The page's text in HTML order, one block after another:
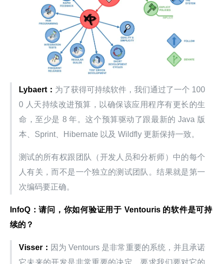
Lybaert： 为了获得可持续软件，我们通过了一个 100
0 人天持续改进预算，以确保该应用程序有更长的生
命，至少是 8 年。这个预算驱动了跟最新的 Java 版
本、Sprint、Hibernate 以及 Wildfly 更新保持一致。
测试的所有权跟团队（开发人员和分析师）中的每个
人有关，而不是一个独立的测试团队。结果就是第一
次编码要正确。
InfoQ：请问，你如何验证用于 Ventouris 的软件是可持
续的？
Visser： 因为 Ventours 是非常重要的系统，并且承诺
它未来的开发是非常重要的决定，要求我们要对它的